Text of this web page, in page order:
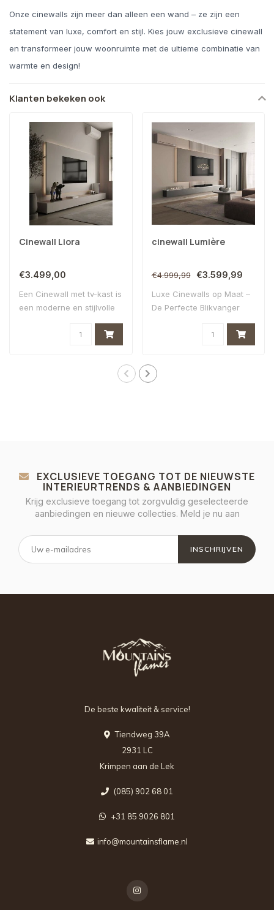
Onze cinewalls zijn meer dan alleen een wand – ze zijn een
statement van luxe, comfort en stijl. Kies jouw exclusieve cinewall
en transformeer jouw woonruimte met de ultieme combinatie van
warmte en design!
Klanten bekeken ook
Cinewall Liora
€3.499,00
Een Cinewall met tv-kast is
een moderne en stijlvolle
cinewall Lumière
€4.999,99 €3.599,99
Luxe Cinewalls op Maat –
De Perfecte Blikvanger
EXCLUSIEVE TOEGANG TOT DE NIEUWSTE
INTERIEURTRENDS & AANBIEDINGEN
Krijg exclusieve toegang tot zorgvuldig geselecteerde
aanbiedingen en nieuwe collecties. Meld je nu aan
INSCHRIJVEN
De beste kwaliteit & service!
Tiendweg 39A
2931 LC
Krimpen aan de Lek
(085) 902 68 01
+31 85 9026 801
info@mountainsflame.nl